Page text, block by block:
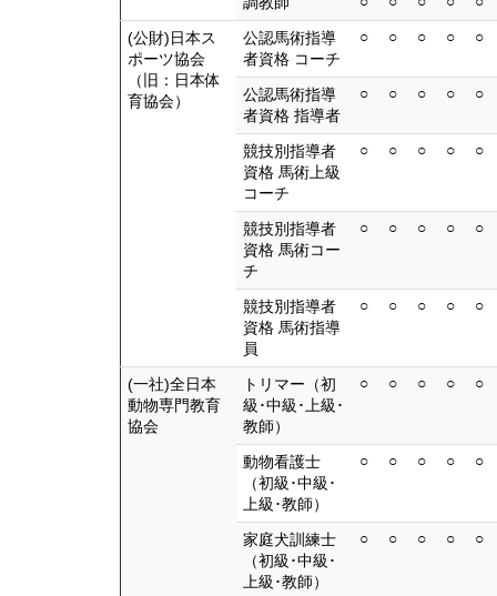
(公財)日本ス
ポーツ協会
（旧：日本体
育協会）
公認馬術指導
者資格 コーチ
○ ○ ○ ○ ○
公認馬術指導
者資格 指導者
○ ○ ○ ○ ○
競技別指導者
資格 馬術上級
コーチ
○ ○ ○ ○ ○
競技別指導者
資格 馬術コー
チ
○ ○ ○ ○ ○
競技別指導者
資格 馬術指導
員
○ ○ ○ ○ ○
(一社)全日本
動物専門教育
協会
トリマー（初
級･中級･上級･
教師）
○ ○ ○ ○ ○
動物看護士
（初級･中級･
上級･教師）
○ ○ ○ ○ ○
家庭犬訓練士
（初級･中級･
上級･教師）
○ ○ ○ ○ ○